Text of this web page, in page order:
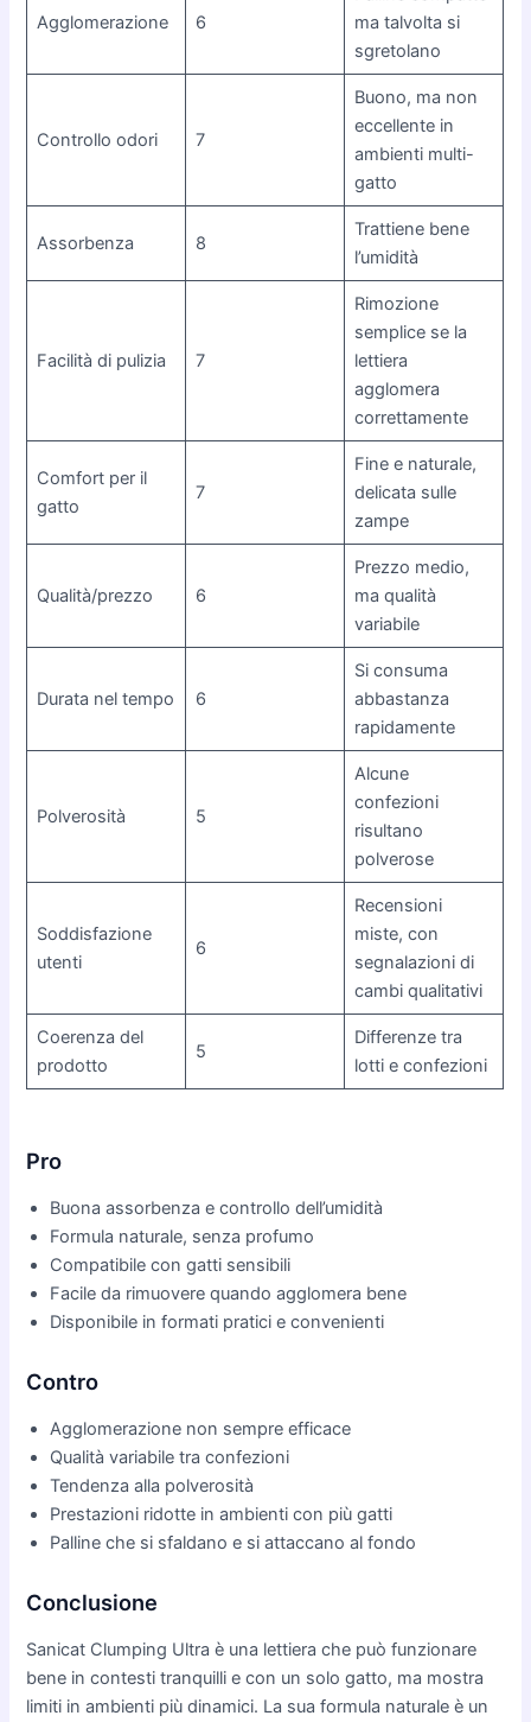
Agglomerazione 6
ma talvolta si
sgretolano
Controllo odori 7
Buono, ma non
eccellente in
ambienti multi-
gatto
Assorbenza 8
Trattiene bene
l’umidità
Facilità di pulizia 7
Rimozione
semplice se la
lettiera
agglomera
correttamente
Comfort per il
gatto
7
Fine e naturale,
delicata sulle
zampe
Qualità/prezzo 6
Prezzo medio,
ma qualità
variabile
Durata nel tempo 6
Si consuma
abbastanza
rapidamente
Polverosità 5
Alcune
confezioni
risultano
polverose
Soddisfazione
utenti
6
Recensioni
miste, con
segnalazioni di
cambi qualitativi
Coerenza del
prodotto
5
Differenze tra
lotti e confezioni
Pro
Buona assorbenza e controllo dell’umidità
Formula naturale, senza profumo
Compatibile con gatti sensibili
Facile da rimuovere quando agglomera bene
Disponibile in formati pratici e convenienti
Contro
Agglomerazione non sempre efficace
Qualità variabile tra confezioni
Tendenza alla polverosità
Prestazioni ridotte in ambienti con più gatti
Palline che si sfaldano e si attaccano al fondo
Conclusione
Sanicat Clumping Ultra è una lettiera che può funzionare
bene in contesti tranquilli e con un solo gatto, ma mostra
limiti in ambienti più dinamici. La sua formula naturale è un